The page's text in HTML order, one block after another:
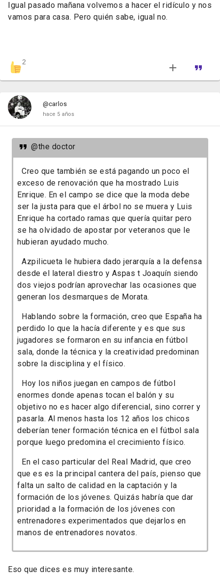
Igual pasado mañana volvemos a hacer el ridículo y nos
vamos para casa. Pero quién sabe, igual no.
2
@carlos
hace 5 años
@the doctor
Creo que también se está pagando un poco el
exceso de renovación que ha mostrado Luis
Enrique. En el campo se dice que la moda debe
ser la justa para que el árbol no se muera y Luis
Enrique ha cortado ramas que quería quitar pero
se ha olvidado de apostar por veteranos que le
hubieran ayudado mucho.
Azpilicueta le hubiera dado jerarquía a la defensa
desde el lateral diestro y Aspas t Joaquín siendo
dos viejos podrían aprovechar las ocasiones que
generan los desmarques de Morata.
Hablando sobre la formación, creo que España ha
perdido lo que la hacía diferente y es que sus
jugadores se formaron en su infancia en fútbol
sala, donde la técnica y la creatividad predominan
sobre la disciplina y el físico.
Hoy los niños juegan en campos de fútbol
enormes donde apenas tocan el balón y su
objetivo no es hacer algo diferencial, sino correr y
pasarla. Al menos hasta los 12 años los chicos
deberían tener formación técnica en el fútbol sala
porque luego predomina el crecimiento físico.
En el caso particular del Real Madrid, que creo
que es es la principal cantera del país, pienso que
falta un salto de calidad en la captación y la
formación de los jóvenes. Quizás habría que dar
prioridad a la formación de los jóvenes con
entrenadores experimentados que dejarlos en
manos de entrenadores novatos.
Eso que dices es muy interesante.